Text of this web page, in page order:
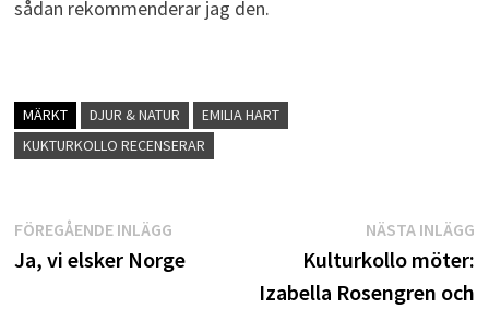
sådan rekommenderar jag den.
MÄRKT DJUR & NATUR
EMILIA HART
KUKTURKOLLO RECENSERAR
Inläggsnavigering
FÖREGÅENDE INLÄGGFöregående
inlägg:
Ja, vi elsker Norge
NÄSTA INLÄGG
Kulturkollo möter:
Izabella Rosengren och